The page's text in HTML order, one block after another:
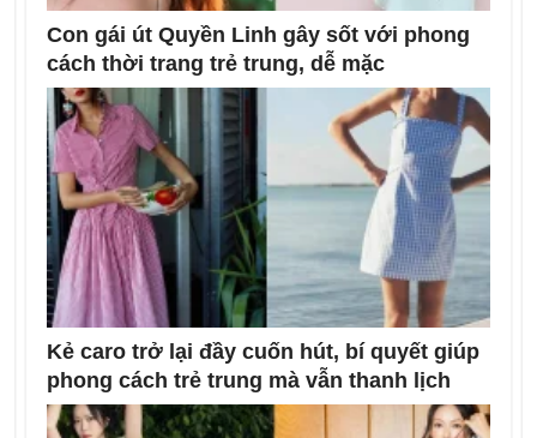
Con gái út Quyền Linh gây sốt với phong
cách thời trang trẻ trung, dễ mặc
Kẻ caro trở lại đầy cuốn hút, bí quyết giúp
phong cách trẻ trung mà vẫn thanh lịch